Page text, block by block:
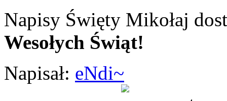
Napisy Święty Mikołaj
Wesołych Świąt!
Napisał: eNdi~